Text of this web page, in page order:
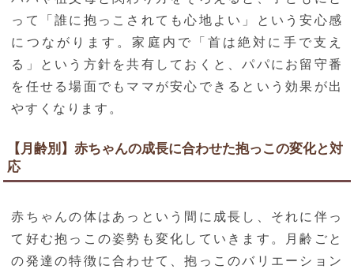
って「誰に抱っこされても心地よい」という安心感
につながります。家庭内で「首は絶対に手で支え
る」という方針を共有しておくと、パパにお留守番
を任せる場面でもママが安心できるという効果が出
やすくなります。
【月齢別】赤ちゃんの成長に合わせた抱っこの変化と対
応
赤ちゃんの体はあっという間に成長し、それに伴っ
て好む抱っこの姿勢も変化していきます。月齢ごと
の発達の特徴に合わせて、抱っこのバリエーション